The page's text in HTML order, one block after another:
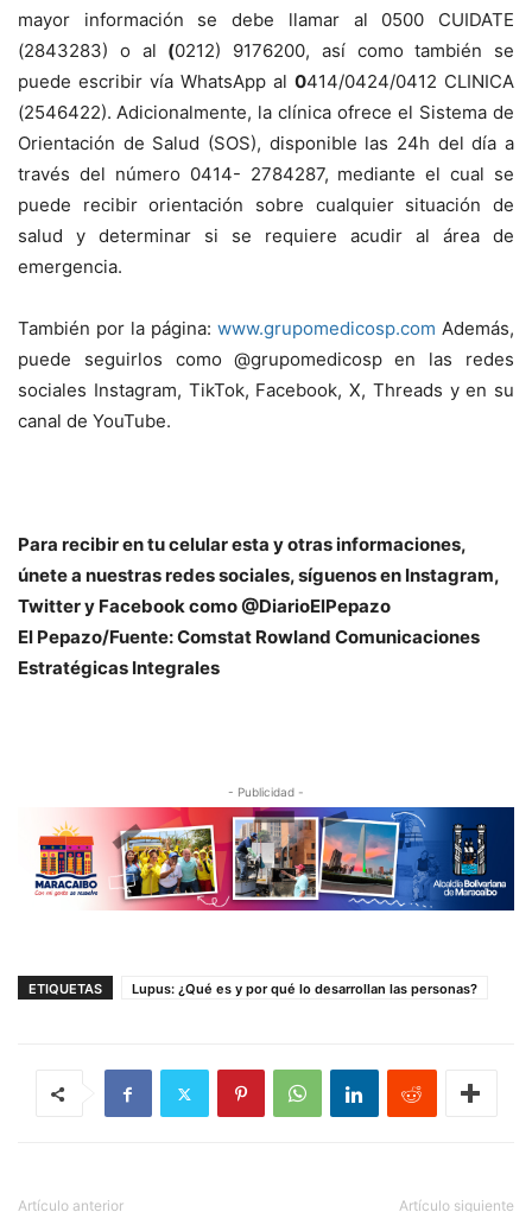
mayor información se debe llamar al 0500 CUIDATE
(2843283) o al (0212) 9176200, así como también se
puede escribir vía WhatsApp al 0414/0424/0412 CLINICA
(2546422). Adicionalmente, la clínica ofrece el Sistema de
Orientación de Salud (SOS), disponible las 24h del día a
través del número 0414- 2784287, mediante el cual se
puede recibir orientación sobre cualquier situación de
salud y determinar si se requiere acudir al área de
emergencia.
También por la página: www.grupomedicosp.com Además,
puede seguirlos como @grupomedicosp en las redes
sociales Instagram, TikTok, Facebook, X, Threads y en su
canal de YouTube.
Para recibir en tu celular esta y otras informaciones,
únete a nuestras redes sociales, síguenos en Instagram,
Twitter y Facebook como @DiarioElPepazo
El Pepazo/Fuente: Comstat Rowland Comunicaciones
Estratégicas Integrales
- Publicidad -
ETIQUETAS Lupus: ¿Qué es y por qué lo desarrollan las personas?
Artículo anterior Artículo siguiente